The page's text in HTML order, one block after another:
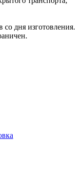
дня изготовления.